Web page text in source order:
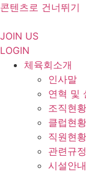
콘텐츠로 건너뛰기
JOIN US
LOGIN
체육회소개
인사말
연혁 및
조직현황
클럽현황
직원현황
관련규
시설안내